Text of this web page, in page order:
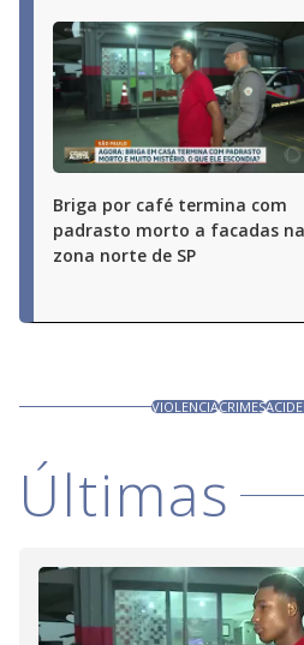
Briga por café termina com
padrasto morto a facadas na
zona norte de SP
VIOLENCIACRIMES
Últimas